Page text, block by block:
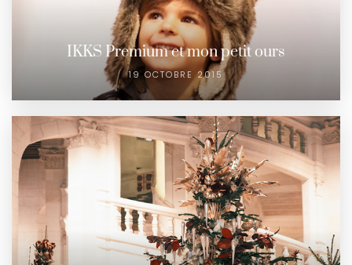
IKKS Premium et mon petit ours
19 OCTOBRE 2015